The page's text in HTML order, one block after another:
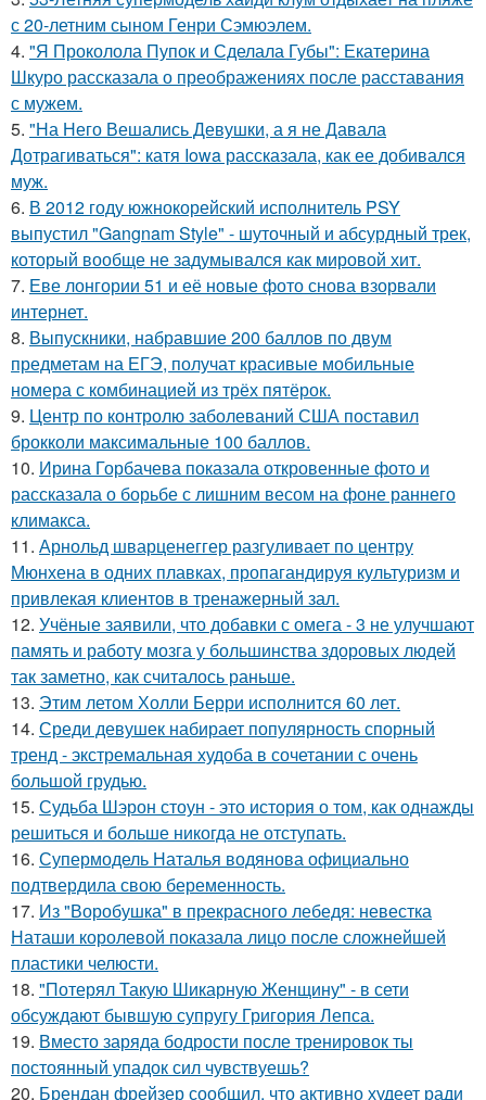
с 20-летним сыном Генри Сэмюэлем.
4. "Я Проколола Пупок и Сделала Губы": Екатерина
Шкуро рассказала о преображениях после расставания
с мужем.
5. "На Него Вешались Девушки, а я не Давала
Дотрагиваться": катя Iowa рассказала, как ее добивался
муж.
6. В 2012 году южнокорейский исполнитель PSY
выпустил "Gangnam Style" - шуточный и абсурдный трек,
который вообще не задумывался как мировой хит.
7. Еве лонгории 51 и её новые фото снова взорвали
интернет.
8. Выпускники, набравшие 200 баллов по двум
предметам на ЕГЭ, получат красивые мобильные
номера с комбинацией из трёх пятёрок.
9. Центр по контролю заболеваний США поставил
брокколи максимальные 100 баллов.
10. Ирина Горбачева показала откровенные фото и
рассказала о борьбе с лишним весом на фоне раннего
климакса.
11. Арнольд шварценеггер разгуливает по центру
Мюнхена в одних плавках, пропагандируя культуризм и
привлекая клиентов в тренажерный зал.
12. Учёные заявили, что добавки с омега - 3 не улучшают
память и работу мозга у большинства здоровых людей
так заметно, как считалось раньше.
13. Этим летом Холли Берри исполнится 60 лет.
14. Среди девушек набирает популярность спорный
тренд - экстремальная худоба в сочетании с очень
большой грудью.
15. Судьба Шэрон стоун - это история о том, как однажды
решиться и больше никогда не отступать.
16. Супермодель Наталья водянова официально
подтвердила свою беременность.
17. Из "Воробушка" в прекрасного лебедя: невестка
Наташи королевой показала лицо после сложнейшей
пластики челюсти.
18. "Потерял Такую Шикарную Женщину" - в сети
обсуждают бывшую супругу Григория Лепса.
19. Вместо заряда бодрости после тренировок ты
постоянный упадок сил чувствуешь?
20. Брендан фрейзер сообщил, что активно худеет ради